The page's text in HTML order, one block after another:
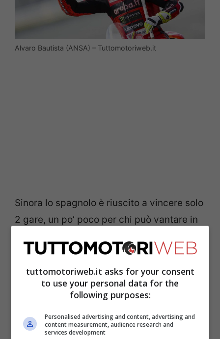
Alvaro Bautista (ANSA) – Tuttomotoriweb.it
Sinora lo spagnolo è riuscito a vincere solo
2 gare, un po’ poco per chi può vantare in
2233 punti ottenuti. Naturalmente
Bautista, così come Ducati, stanno
pagando anche le modifiche al
regolamento che hanno interessato questa
stagione.
tuttomotoriweb.it asks for your consent
to use your personal data for the
following purposes:
Personalised advertising and content, advertising and
content measurement, audience research and
services development